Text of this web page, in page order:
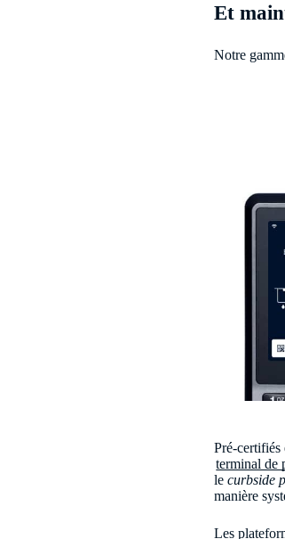
Et
Notre
Pré-certifiés
terminal de
lecurbside
manière
Les